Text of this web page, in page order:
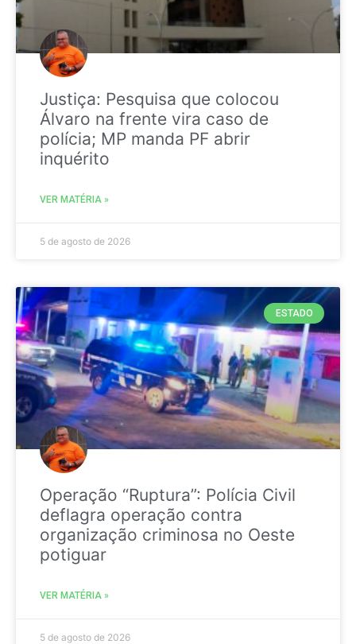
Justiça: Pesquisa que colocou
Álvaro na frente vira caso de
polícia; MP manda PF abrir
inquérito
VER MATÉRIA »
5 de agosto de 2026
ESTADO
Operação “Ruptura”: Polícia Civil
deflagra operação contra
organização criminosa no Oeste
potiguar
VER MATÉRIA »
5 de agosto de 2026